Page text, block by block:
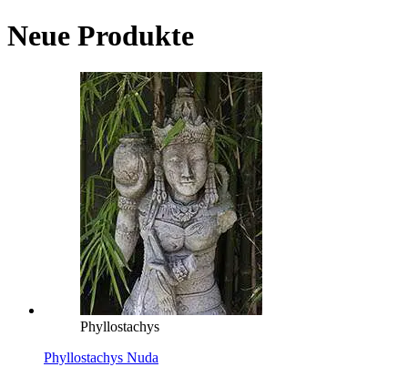
Neue Produkte
Phyllostachys
Phyllostachys Nuda